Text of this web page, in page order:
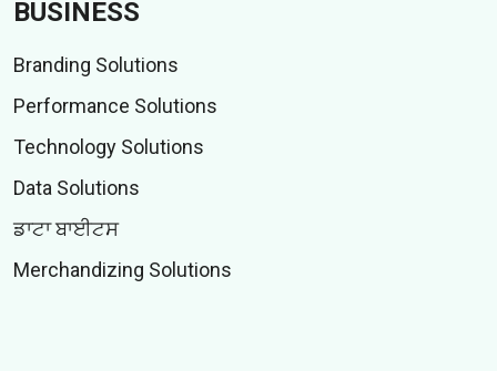
BUSINESS
Branding Solutions
Performance Solutions
Technology Solutions
Data Solutions
ਡਾਟਾ ਬਾਈਟਸ
Merchandizing Solutions